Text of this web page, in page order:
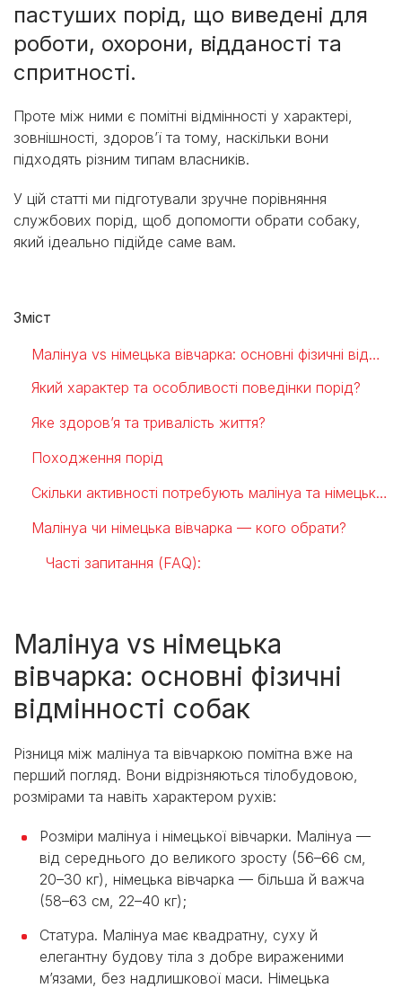
пастуших порід, що виведені для
роботи, охорони, відданості та
спритності.
Проте між ними є помітні відмінності у характері,
зовнішності, здоров’ї та тому, наскільки вони
підходять різним типам власників.
У цій статті ми підготували зручне порівняння
службових порід, щоб допомогти обрати собаку,
який ідеально підійде саме вам.
Зміст
Малінуа vs німецька вівчарка: основні фізичні відмінності собак
Який характер та особливості поведінки порід?
Яке здоров’я та тривалість життя?
Походження порід
Скільки активності потребують малінуа та німецька вівчарка?
Малінуа чи німецька вівчарка — кого обрати?
Часті запитання (FAQ):
Малінуа vs німецька
вівчарка: основні фізичні
відмінності собак
Різниця між малінуа та вівчаркою помітна вже на
перший погляд. Вони відрізняються тілобудовою,
розмірами та навіть характером рухів:
Розміри малінуа і німецької вівчарки. Малінуа —
від середнього до великого зросту (56–66 см,
20–30 кг), німецька вівчарка — більша й важча
(58–63 см, 22–40 кг);
Статура. Малінуа має квадратну, суху й
елегантну будову тіла з добре вираженими
м’язами, без надлишкової маси. Німецька